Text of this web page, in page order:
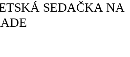
SEDAČKA NA